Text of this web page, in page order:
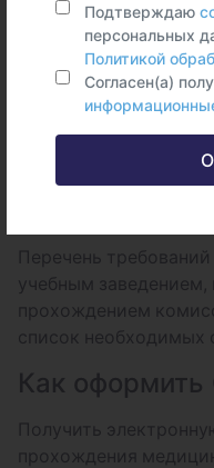
сельским
физической
морскими
другими
обязательное
Перечень
учебным заведением,
прохождением
список необходимых
Как
Получить
прохождения
Подтверждаю
персональных
Политикой
Согласен(а)